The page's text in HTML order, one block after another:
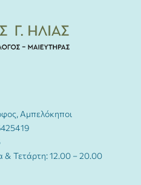
Αμπελόκηποι
& Τετάρτη: 12.00 – 20.00